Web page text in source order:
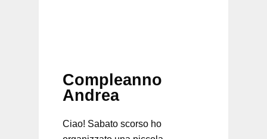
Compleanno
Andrea
Ciao! Sabato scorso ho